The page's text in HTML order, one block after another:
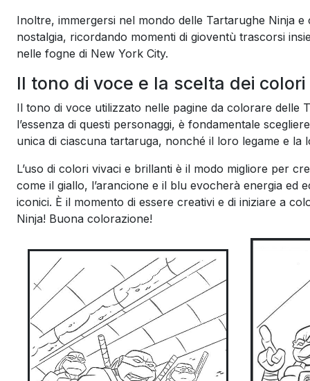
Inoltre, immergersi nel mondo delle Tartarughe Ninja
nostalgia, ricordando momenti di gioventù trascorsi
nelle fogne di New York City.
Il tono di voce e la scelta dei colori
Il tono di voce utilizzato nelle pagine da colorare delle
l’essenza di questi personaggi, è fondamentale
unica di ciascuna tartaruga, nonché il loro legame e la
L’uso di colori vivaci e brillanti è il modo migliore per
come il giallo, l’arancione e il blu evocherà energia ed
iconici. È il momento di essere creativi e di iniziare a
Ninja! Buona colorazione!